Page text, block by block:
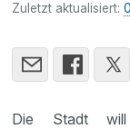
Zuletzt aktualisiert:
Die Stadt will